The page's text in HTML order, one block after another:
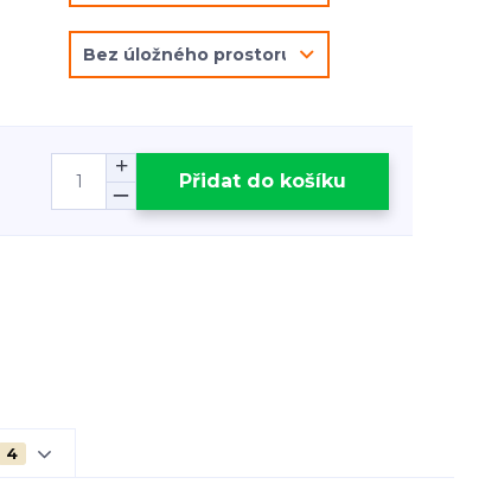
Přidat do košíku
4